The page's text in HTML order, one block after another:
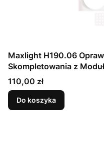
Maxlight H190.06
Skompletowania z
Cena
110,00 zł
Do koszyka